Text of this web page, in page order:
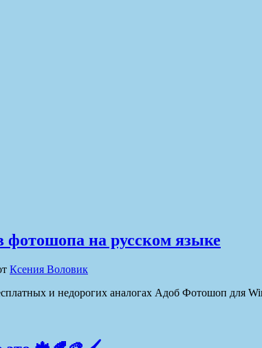
фотошопа на русском языке
Ксения Воловик
и недорогих аналогах Адоб Фотошоп для